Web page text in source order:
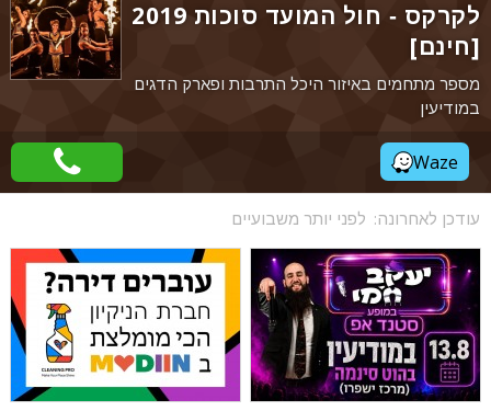
לקרקס - חול המועד סוכות 2019
[חינם]
מספר מתחמים באיזור היכל התרבות ופארק הדגים
במודיעין
Waze
עודכן לאחרונה: לפני יותר משבועיים